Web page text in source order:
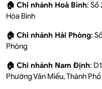
🏠 Chi nhánh Hoà Bình: Số
Hòa Bình
🏠 Chi nhánh Hải Phòng:
Phòng
🏠 Chi nhánh Nam Định:
Phường Văn Miếu, Thành